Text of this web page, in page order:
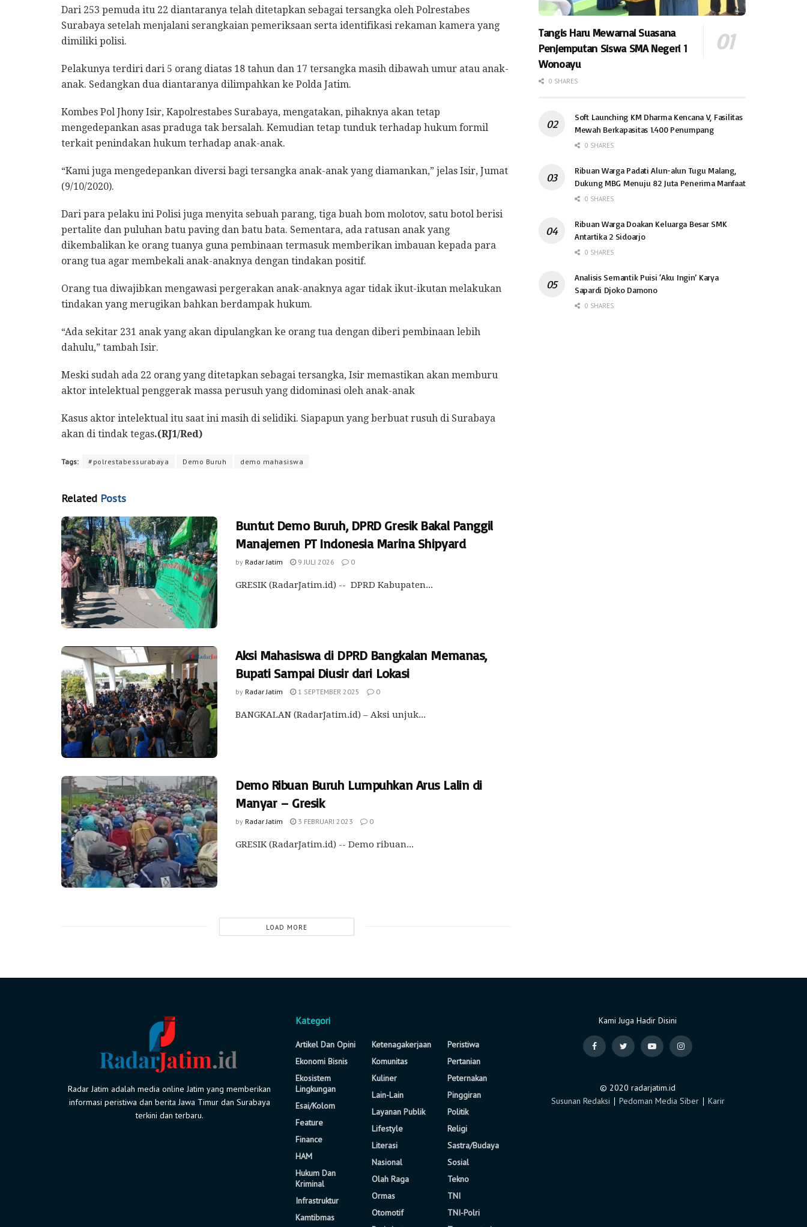
Dari 253 pemuda itu 22 diantaranya telah ditetapkan sebagai tersangka oleh Polrestabes
Surabaya setelah menjalani serangkaian pemeriksaan serta identifikasi rekaman kamera yang
dimiliki polisi.
Pelakunya terdiri dari 5 orang diatas 18 tahun dan 17 tersangka masih dibawah umur atau anak-
anak. Sedangkan dua diantaranya dilimpahkan ke Polda Jatim.
Kombes Pol Jhony Isir, Kapolrestabes Surabaya, mengatakan, pihaknya akan tetap
mengedepankan asas praduga tak bersalah. Kemudian tetap tunduk terhadap hukum formil
terkait penindakan hukum terhadap anak-anak.
“Kami juga mengedepankan diversi bagi tersangka anak-anak yang diamankan,” jelas Isir, Jumat
(9/10/2020).
Dari para pelaku ini Polisi juga menyita sebuah parang, tiga buah bom molotov, satu botol berisi
pertalite dan puluhan batu paving dan batu bata. Sementara, ada ratusan anak yang
dikembalikan ke orang tuanya guna pembinaan termasuk memberikan imbauan kepada para
orang tua agar membekali anak-anaknya dengan tindakan positif.
Orang tua diwajibkan mengawasi pergerakan anak-anaknya agar tidak ikut-ikutan melakukan
tindakan yang merugikan bahkan berdampak hukum.
“Ada sekitar 231 anak yang akan dipulangkan ke orang tua dengan diberi pembinaan lebih
dahulu,” tambah Isir.
Meski sudah ada 22 orang yang ditetapkan sebagai tersangka, Isir memastikan akan memburu
aktor intelektual penggerak massa perusuh yang didominasi oleh anak-anak
Kasus aktor intelektual itu saat ini masih di selidiki. Siapapun yang berbuat rusuh di Surabaya
akan di tindak tegas.(RJ1/Red)
Tags: #polrestabessurabaya Demo Buruh demo mahasiswa
Related Posts
Buntut Demo Buruh, DPRD Gresik Bakal Panggil
Manajemen PT Indonesia Marina Shipyard
by Radar Jatim 9 JULI 2026 0
GRESIK (RadarJatim.id) -- DPRD Kabupaten...
Aksi Mahasiswa di DPRD Bangkalan Memanas,
Bupati Sampai Diusir dari Lokasi
by Radar Jatim 1 SEPTEMBER 2025 0
BANGKALAN (RadarJatim.id) – Aksi unjuk...
Demo Ribuan Buruh Lumpuhkan Arus Lalin di
Manyar – Gresik
by Radar Jatim 3 FEBRUARI 2023 0
GRESIK (RadarJatim.id) -- Demo ribuan...
LOAD MORE
Tangis Haru Mewarnai Suasana
Penjemputan Siswa SMA Negeri 1
Wonoayu
0 SHARES
Soft Launching KM Dharma Kencana V, Fasilitas
Mewah Berkapasitas 1.400 Penumpang
0 SHARES
Ribuan Warga Padati Alun-alun Tugu Malang,
Dukung MBG Menuju 82 Juta Penerima Manfaat
0 SHARES
Ribuan Warga Doakan Keluarga Besar SMK
Antartika 2 Sidoarjo
0 SHARES
Analisis Semantik Puisi ‘Aku Ingin’ Karya
Sapardi Djoko Damono
0 SHARES
Radar Jatim adalah media online Jatim yang memberikan
informasi peristiwa dan berita Jawa Timur dan Surabaya
terkini dan terbaru.
Kategori
Artikel Dan Opini
Ekonomi Bisnis
Ekosistem
Lingkungan
Esai/Kolom
Feature
Finance
HAM
Hukum Dan
Kriminal
Infrastruktur
Kamtibmas
Ketenagakerjaan
Komunitas
Kuliner
Lain-Lain
Layanan Publik
Lifestyle
Literasi
Nasional
Olah Raga
Ormas
Otomotif
Peristiwa
Pertanian
Peternakan
Pinggiran
Politik
Religi
Sastra/Budaya
Sosial
Tekno
TNI
TNI-Polri
Kami Juga Hadir Disini
© 2020 radarjatim.id
Susunan Redaksi ∣ Pedoman Media Siber∣ Karir